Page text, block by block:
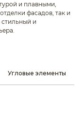
и плавными,
фасадов, так и
стильный и
Угловые элементы